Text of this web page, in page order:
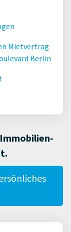
Mietvertrag
Berlin